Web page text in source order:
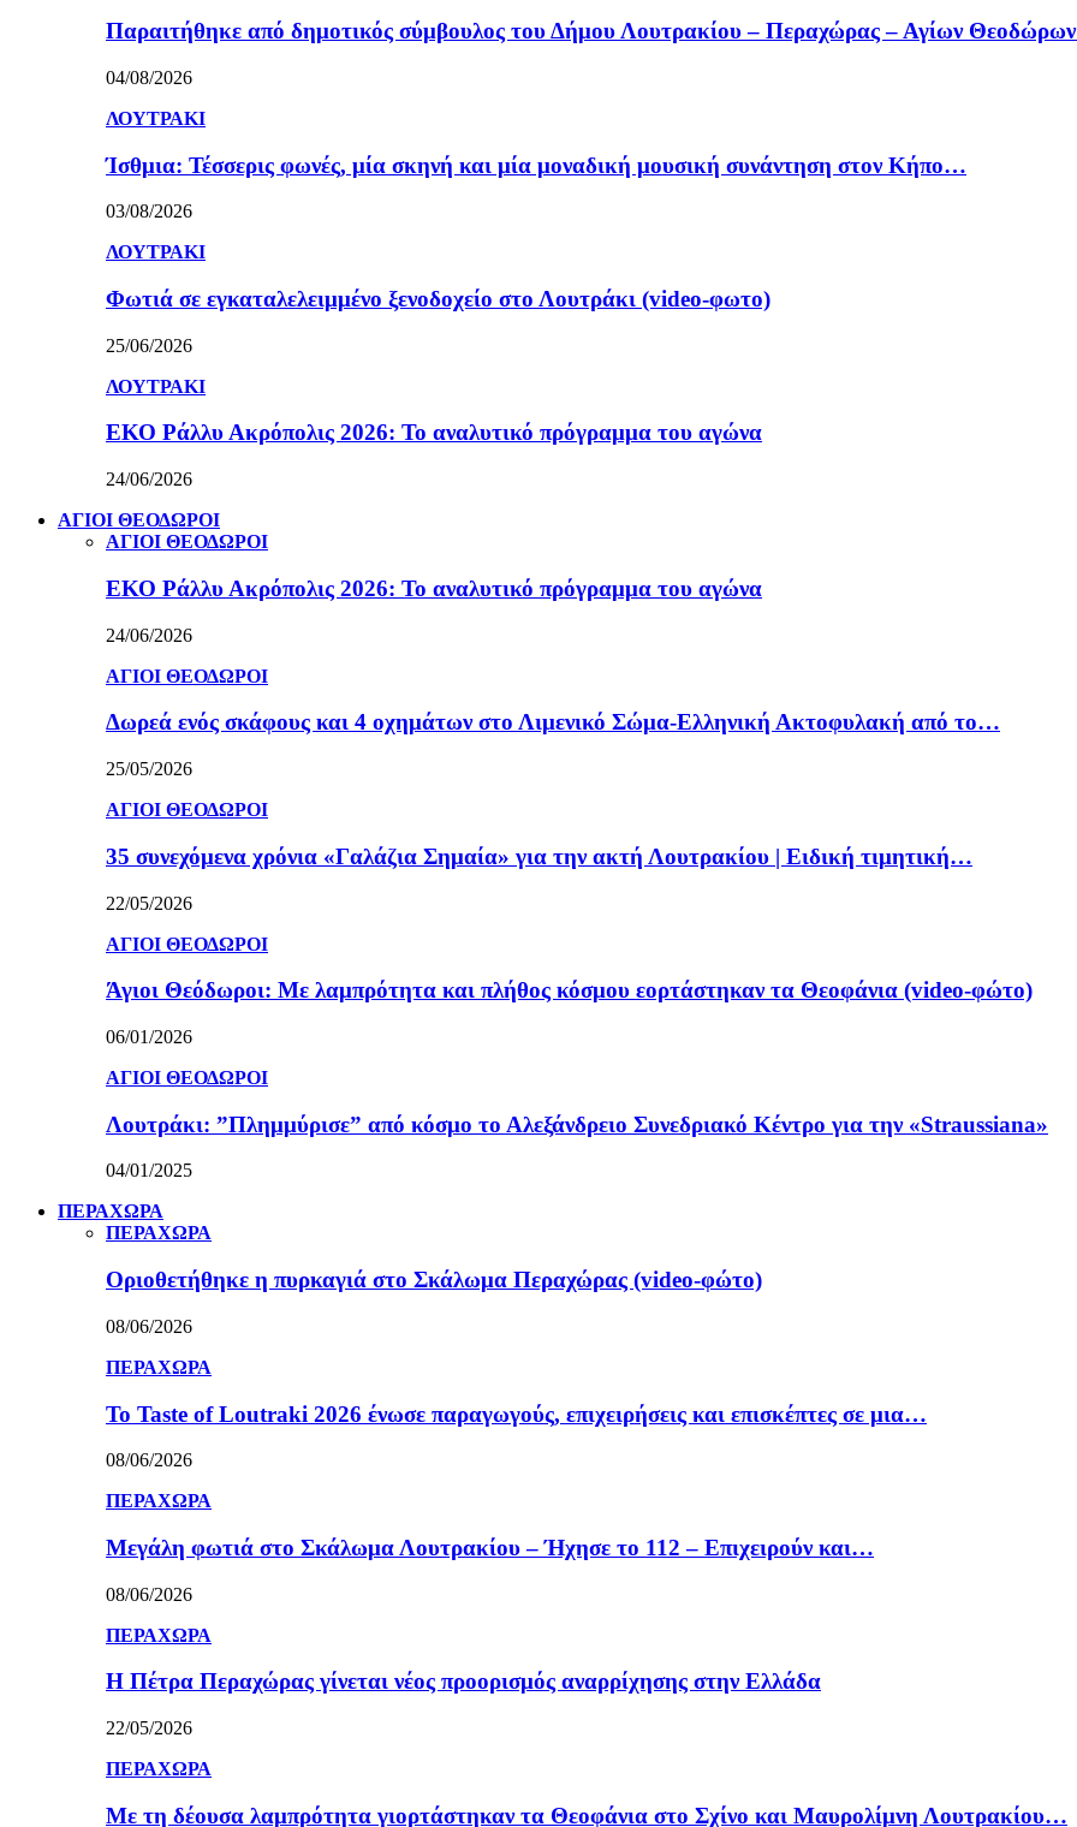
Παραιτήθηκε από δημοτικός σύμβουλος του Δήμου Λουτρακίου – Περαχώρας – Αγίων
04/08/2026
ΛΟΥΤΡΑΚΙ
Ίσθμια: Τέσσερις φωνές, μία σκηνή και μία μοναδική μουσική συνάντηση στον Κήπο…
03/08/2026
ΛΟΥΤΡΑΚΙ
Φωτιά σε εγκαταλελειμμένο ξενοδοχείο στο Λουτράκι (video-φωτο)
25/06/2026
ΛΟΥΤΡΑΚΙ
ΕΚΟ Ράλλυ Ακρόπολις 2026: Το αναλυτικό πρόγραμμα του αγώνα
24/06/2026
ΑΓΙΟΙ ΘΕΟΔΩΡΟΙ
ΑΓΙΟΙ ΘΕΟΔΩΡΟΙ
ΕΚΟ Ράλλυ Ακρόπολις 2026: Το αναλυτικό πρόγραμμα του αγώνα
24/06/2026
ΑΓΙΟΙ ΘΕΟΔΩΡΟΙ
Δωρεά ενός σκάφους και 4 οχημάτων στο Λιμενικό Σώμα-Ελληνική Ακτοφυλακή από το…
25/05/2026
ΑΓΙΟΙ ΘΕΟΔΩΡΟΙ
35 συνεχόμενα χρόνια «Γαλάζια Σημαία» για την ακτή Λουτρακίου | Ειδική τιμητική…
22/05/2026
ΑΓΙΟΙ ΘΕΟΔΩΡΟΙ
Άγιοι Θεόδωροι: Με λαμπρότητα και πλήθος κόσμου εορτάστηκαν τα Θεοφάνια (video-φώτο)
06/01/2026
ΑΓΙΟΙ ΘΕΟΔΩΡΟΙ
Λουτράκι: ”Πλημμύρισε” από κόσμο το Αλεξάνδρειο Συνεδριακό Κέντρο για την «Straussiana»
04/01/2025
ΠΕΡΑΧΩΡΑ
ΠΕΡΑΧΩΡΑ
Οριοθετήθηκε η πυρκαγιά στο Σκάλωμα Περαχώρας (video-φώτο)
08/06/2026
ΠΕΡΑΧΩΡΑ
Το Taste of Loutraki 2026 ένωσε παραγωγούς, επιχειρήσεις και επισκέπτες σε μια…
08/06/2026
ΠΕΡΑΧΩΡΑ
Μεγάλη φωτιά στο Σκάλωμα Λουτρακίου – Ήχησε το 112 – Επιχειρούν και…
08/06/2026
ΠΕΡΑΧΩΡΑ
Η Πέτρα Περαχώρας γίνεται νέος προορισμός αναρρίχησης στην Ελλάδα
22/05/2026
ΠΕΡΑΧΩΡΑ
Με τη δέουσα λαμπρότητα γιορτάστηκαν τα Θεοφάνια στο Σχίνο και Μαυρολίμνη Λουτρακίου…